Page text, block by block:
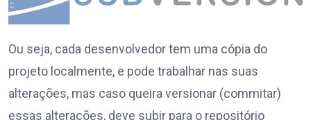
Ou seja, cada desenvolvedor tem uma cópia do
projeto localmente, e pode trabalhar nas suas
alterações, mas caso queira versionar (commitar)
essas alterações, deve subir para o repositório